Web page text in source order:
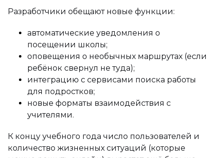
Разработчики обещают новые функции:
автоматические уведомления о
посещении школы;
оповещения о необычных маршрутах (если
ребёнок свернул не туда);
интеграцию с сервисами поиска работы
для подростков;
новые форматы взаимодействия с
учителями.
К концу учебного года число пользователей и
количество жизненных ситуаций (которые